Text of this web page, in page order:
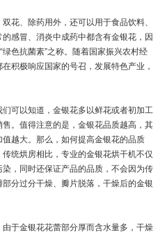
、除药用外，还可以用于食品饮料、
感冒、消炎中成药中都含有金银花，因
绿色抗菌素”之称。随着国家振兴农村经
积极响应国家的号召，发展特色产业，
以知道，金银花多以鲜花或者初加工
。值得注意的是，金银花品质越高，其
越大。那么，如何提高金银花的品质
统烘房相比，专业的金银花烘干机不仅
，同时还保证产品的品质，不会因为传
分过分干燥、瓣片脱落，干燥后的金银
于金银花花蕾部分厚而含水量多，干燥